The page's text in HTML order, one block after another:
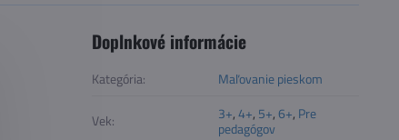
Doplnkové informácie
Kategória: Maľovanie pieskom
Vek: 3+,4+, 5+,6+, Pre
pedagógov